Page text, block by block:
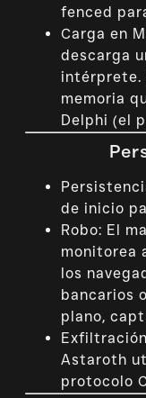
fenced
Carga en
descarga
intérprete.
memoria
Delphi (el
de inicio
Robo: El
monitorea
los
bancarios
plano,
Astaroth
protocolo